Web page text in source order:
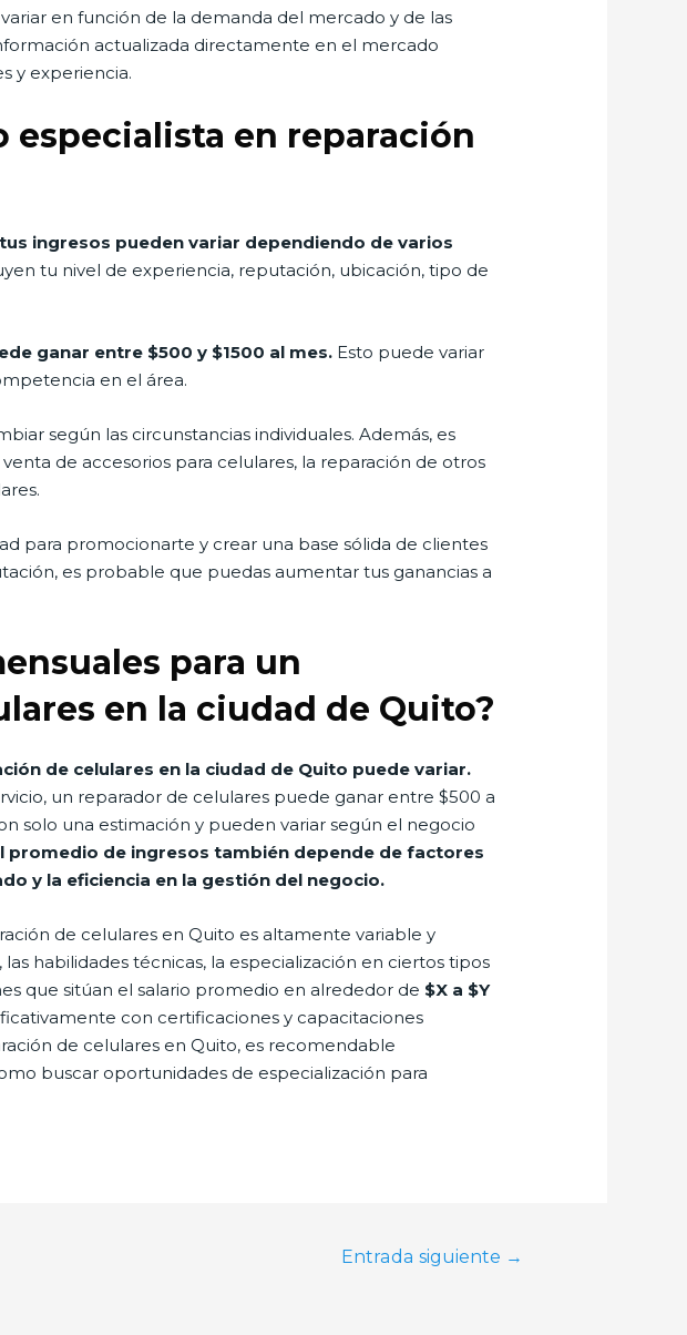
en función de la demanda del mercado y de las
actualizada directamente en el mercado
y experiencia.
especialista en reparación
ingresos pueden variar dependiendo de varios
tu nivel de experiencia, reputación, ubicación, tipo de
ganar entre $500 y $1500 al mes. Esto puede variar
en el área.
según las circunstancias individuales. Además, es
de accesorios para celulares, la reparación de otros
para promocionarte y crear una base sólida de clientes
es probable que puedas aumentar tus ganancias a
para un
en la ciudad de Quito?
de celulares en la ciudad de Quito puede variar.
un reparador de celulares puede ganar entre $500 a
solo una estimación y pueden variar según el negocio
promedio de ingresos también depende de factores
y la eficiencia en la gestión del negocio.
de celulares en Quito es altamente variable y
habilidades técnicas, la especialización en ciertos tipos
que sitúan el salario promedio en alrededor de $X a $Y
con certificaciones y capacitaciones
de celulares en Quito, es recomendable
buscar oportunidades de especialización para
Entrada siguiente →